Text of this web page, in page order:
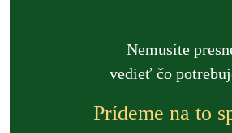
Nemusíte
vedieť čo
Prídeme na to